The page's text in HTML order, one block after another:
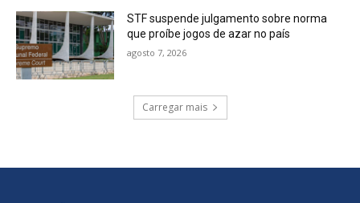
STF suspende julgamento sobre norma
que proíbe jogos de azar no país
agosto 7, 2026
Carregar mais